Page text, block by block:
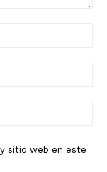
sitio web en este